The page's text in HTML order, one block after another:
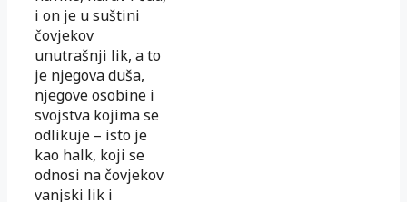
i on je u suštini
čovjekov
unutrašnji lik, a to
je njegova duša,
njegove osobine i
svojstva kojima se
odlikuje – isto je
kao halk, koji se
odnosi na čovjekov
vanjski lik i